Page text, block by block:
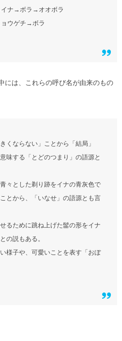
ナ→ボラ→オオボラ
ウゲチ→ボラ
には、これらの呼び名が由来のもの
くならない」ことから「結局」
味する「とどのつまり」の語源と
々とした剃り跡をイナの青灰色で
とから、「いなせ」の語源とも言
るために跳ね上げた髷の形をイナ
の説もある。
様子や、可愛いことを表す「おぼ